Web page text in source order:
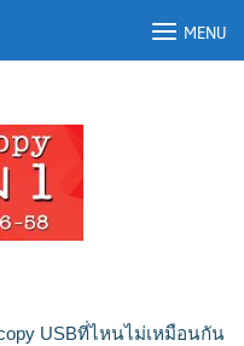
MENU
USBที่ไหนไม่เหมือนกัน